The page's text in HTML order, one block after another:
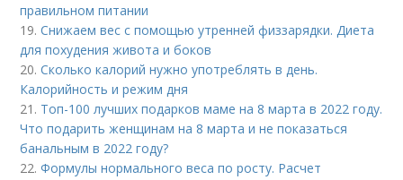
правильном питании
19.Снижаем вес с помощью утренней физзарядки. Диета
для похудения живота и боков
20.Сколько калорий нужно употреблять в день.
Калорийность и режим дня
21. Топ-100 лучших подарков маме на 8 марта в 2022 году.
Что подарить женщинам на 8 марта и не показаться
банальным в 2022 году?
22.Формулы нормального веса по росту. Расчет